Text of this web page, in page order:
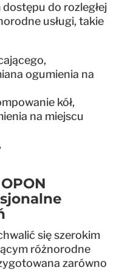
do rozległej
usługi, takie
ogumienia na
kół,
na miejscu
się szerokim
różnorodne
zarówno